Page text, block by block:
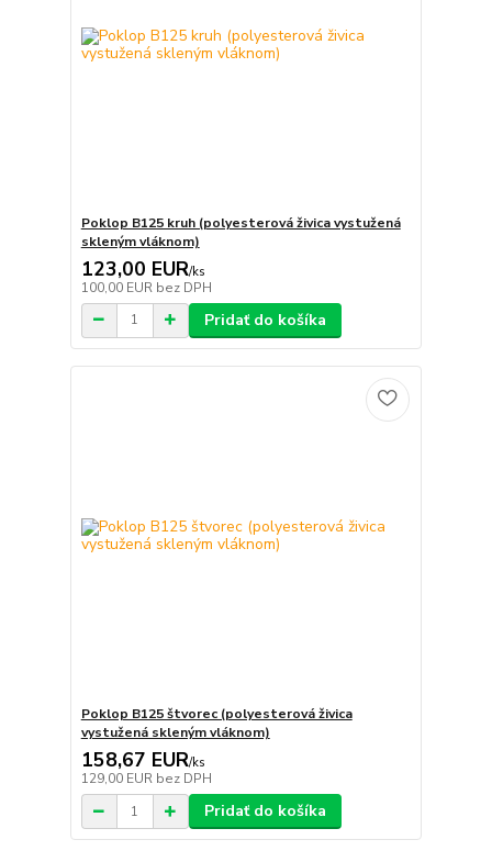
Poklop B125 kruh (polyesterová živica vystužená
skleným vláknom)
123,00 EUR/ks
100,00 EUR bez DPH
Pridať do košíka
Poklop B125 štvorec (polyesterová živica
vystužená skleným vláknom)
158,67 EUR/ks
129,00 EUR bez DPH
Pridať do košíka